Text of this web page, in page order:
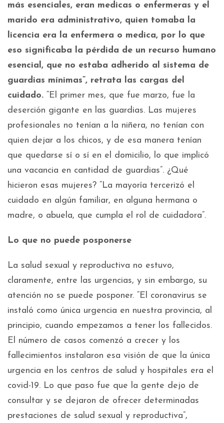
más esenciales, eran medicas o enfermeras y el
marido era administrativo, quien tomaba la
licencia era la enfermera o medica, por lo que
eso significaba la pérdida de un recurso humano
esencial, que no estaba adherido al sistema de
guardias mínimas”, retrata las cargas del
cuidado. “El primer mes, que fue marzo, fue la
deserción gigante en las guardias. Las mujeres
profesionales no tenían a la niñera, no tenían con
quien dejar a los chicos, y de esa manera tenían
que quedarse sí o sí en el domicilio, lo que implicó
una vacancia en cantidad de guardias”. ¿Qué
hicieron esas mujeres? “La mayoría tercerizó el
cuidado en algún familiar, en alguna hermana o
madre, o abuela, que cumpla el rol de cuidadora”.
Lo que no puede posponerse
La salud sexual y reproductiva no estuvo,
claramente, entre las urgencias, y sin embargo, su
atención no se puede posponer. “El coronavirus se
instaló como única urgencia en nuestra provincia, al
principio, cuando empezamos a tener los fallecidos.
El número de casos comenzó a crecer y los
fallecimientos instalaron esa visión de que la única
urgencia en los centros de salud y hospitales era el
covid-19. Lo que paso fue que la gente dejo de
consultar y se dejaron de ofrecer determinadas
prestaciones de salud sexual y reproductiva”,